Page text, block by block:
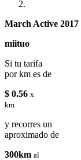
March Active 2017
miituo
Si tu tarifa
por km es de
$ 0.56 x
km
y recorres un
aproximado de
300km al